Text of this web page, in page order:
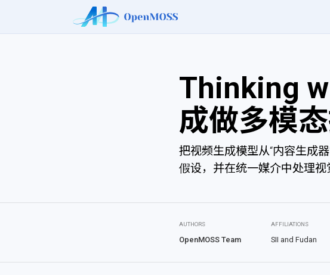
Thinking
成做多模
把视频生成模型从“内容生成
假设，并在统一媒介中处理视
AUTHORS AFFILIATIONS
OpenMOSS Team SII and Fudan